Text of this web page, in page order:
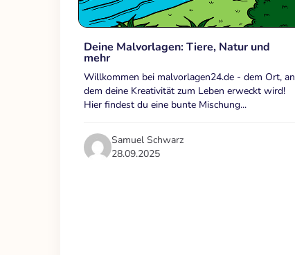
Deine Malvorlagen: Tiere, Natur und
mehr
Willkommen bei malvorlagen24.de - dem Ort, an
dem deine Kreativität zum Leben erweckt wird!
Hier findest du eine bunte Mischung...
Samuel Schwarz
28.09.2025